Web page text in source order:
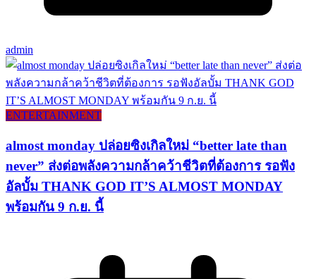
admin
ENTERTAINMENT
almost monday ปล่อยซิงเกิลใหม่ “better late than
never” ส่งต่อพลังความกล้าคว้าชีวิตที่ต้องการ รอฟัง
อัลบั้ม THANK GOD IT’S ALMOST MONDAY
พร้อมกัน 9 ก.ย. นี้